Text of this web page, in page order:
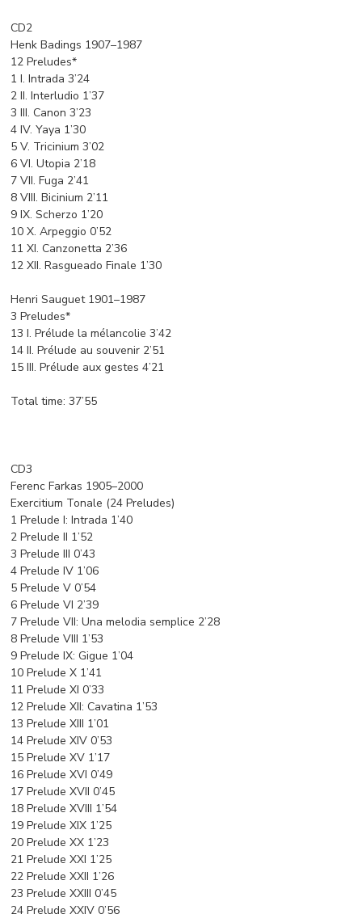
CD2
Henk Badings 1907–1987
12 Preludes*
1 I. Intrada 3’24
2 II. Interludio 1’37
3 III. Canon 3’23
4 IV. Yaya 1’30
5 V. Tricinium 3’02
6 VI. Utopia 2’18
7 VII. Fuga 2’41
8 VIII. Bicinium 2’11
9 IX. Scherzo 1’20
10 X. Arpeggio 0’52
11 XI. Canzonetta 2’36
12 XII. Rasgueado Finale 1’30
Henri Sauguet 1901–1987
3 Preludes*
13 I. Prélude la mélancolie 3’42
14 II. Prélude au souvenir 2’51
15 III. Prélude aux gestes 4’21
Total time: 37’55
CD3
Ferenc Farkas 1905–2000
Exercitium Tonale (24 Preludes)
1 Prelude I: Intrada 1’40
2 Prelude II 1’52
3 Prelude III 0’43
4 Prelude IV 1’06
5 Prelude V 0’54
6 Prelude VI 2’39
7 Prelude VII: Una melodia semplice 2’28
8 Prelude VIII 1’53
9 Prelude IX: Gigue 1’04
10 Prelude X 1’41
11 Prelude XI 0’33
12 Prelude XII: Cavatina 1’53
13 Prelude XIII 1’01
14 Prelude XIV 0’53
15 Prelude XV 1’17
16 Prelude XVI 0’49
17 Prelude XVII 0’45
18 Prelude XVIII 1’54
19 Prelude XIX 1’25
20 Prelude XX 1’23
21 Prelude XXI 1’25
22 Prelude XXII 1’26
23 Prelude XXIII 0’45
24 Prelude XXIV 0’56